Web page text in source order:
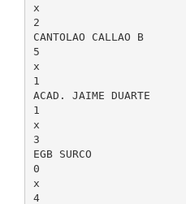
x
2
CANTOLAO CALLAO B
5
x
1
ACAD. JAIME DUARTE
1
x
3
EGB SURCO
0
x
4